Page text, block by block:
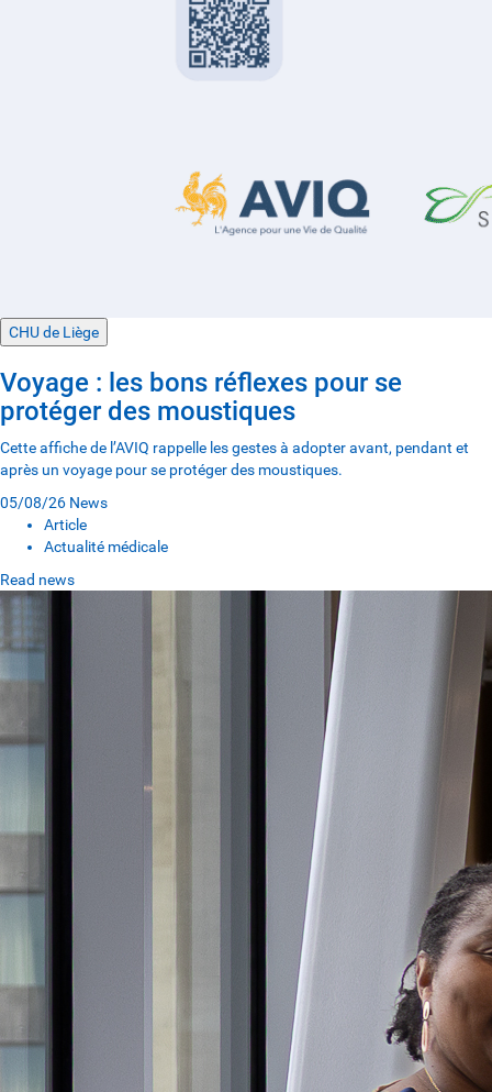
CHU de Liège
Voyage : les bons réflexes pour se
protéger des moustiques
Cette affiche de l’AVIQ rappelle les gestes à adopter avant, pendant et
après un voyage pour se protéger des moustiques.
05/08/26 News
Article
Actualité médicale
Read news